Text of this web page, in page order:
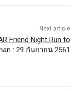
Next article
Friend Night Run to
: 29 กันยายน 2561